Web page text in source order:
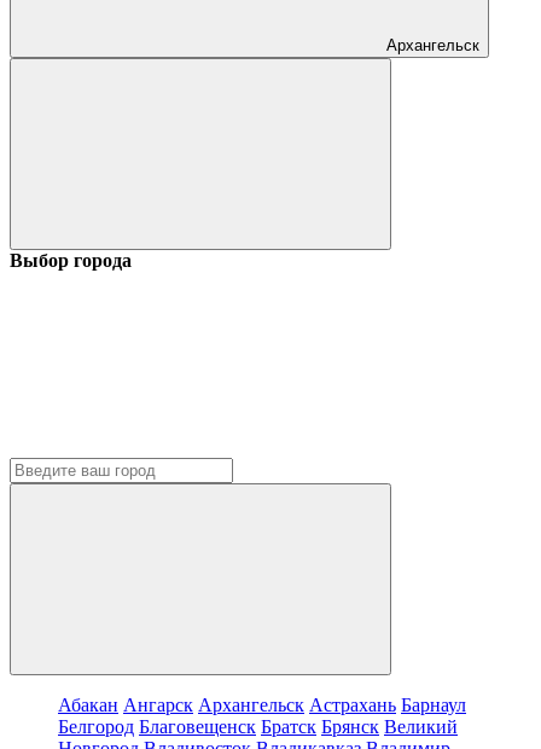
Архангельск
Выбор города
Абакан Ангарск Архангельск Астрахань Барнаул
Белгород Благовещенск Братск Брянск Великий